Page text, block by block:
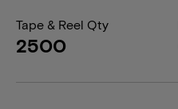
Tape & Reel Qty
2500